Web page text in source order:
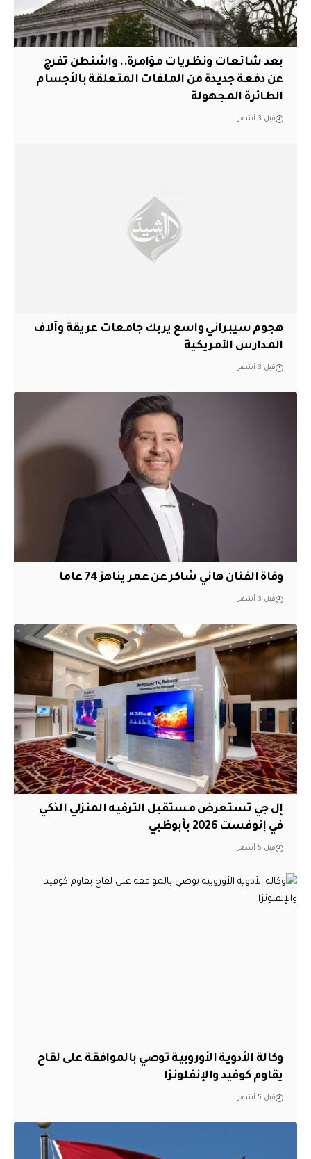
بعد شائعات ونظريات مؤامرة.. واشنطن تفرج
عن دفعة جديدة من الملفات المتعلقة بالأجسام
الطائرة المجهولة
قبل 3 أشهر
هجوم سيبراني واسع يربك جامعات عريقة وآلاف
المدارس الأمريكية
قبل 3 أشهر
وفاة الفنان هاني شاكر عن عمر يناهز 74 عاما
قبل 3 أشهر
إل جي تستعرض مستقبل الترفيه المنزلي الذكي
في إنوفست 2026 بأبوظبي
قبل 5 أشهر
وكالة الأدوية الأوروبية توصي بالموافقة على لقاح
يقاوم كوفيد والإنفلونزا
قبل 5 أشهر